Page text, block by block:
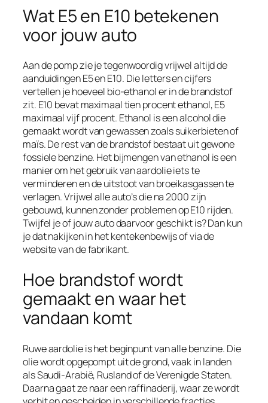
Wat E5 en E10 betekenen
voor jouw auto
Aan de pomp zie je tegenwoordig vrijwel altijd de
aanduidingen E5 en E10. Die letters en cijfers
vertellen je hoeveel bio-ethanol er in de brandstof
zit. E10 bevat maximaal tien procent ethanol, E5
maximaal vijf procent. Ethanol is een alcohol die
gemaakt wordt van gewassen zoals suikerbieten of
maïs. De rest van de brandstof bestaat uit gewone
fossiele benzine. Het bijmengen van ethanol is een
manier om het gebruik van aardolie iets te
verminderen en de uitstoot van broeikasgassen te
verlagen. Vrijwel alle auto’s die na 2000 zijn
gebouwd, kunnen zonder problemen op E10 rijden.
Twijfel je of jouw auto daarvoor geschikt is? Dan kun
je dat nakijken in het kentekenbewijs of via de
website van de fabrikant.
Hoe brandstof wordt
gemaakt en waar het
vandaan komt
Ruwe aardolie is het beginpunt van alle benzine. Die
olie wordt opgepompt uit de grond, vaak in landen
als Saudi-Arabië, Rusland of de Verenigde Staten.
Daarna gaat ze naar een raffinaderij, waar ze wordt